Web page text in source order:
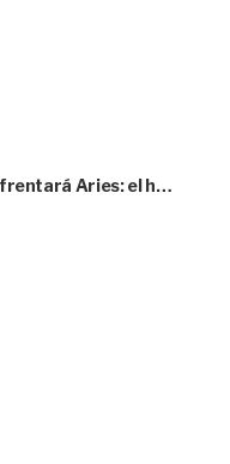
Aries: el h…